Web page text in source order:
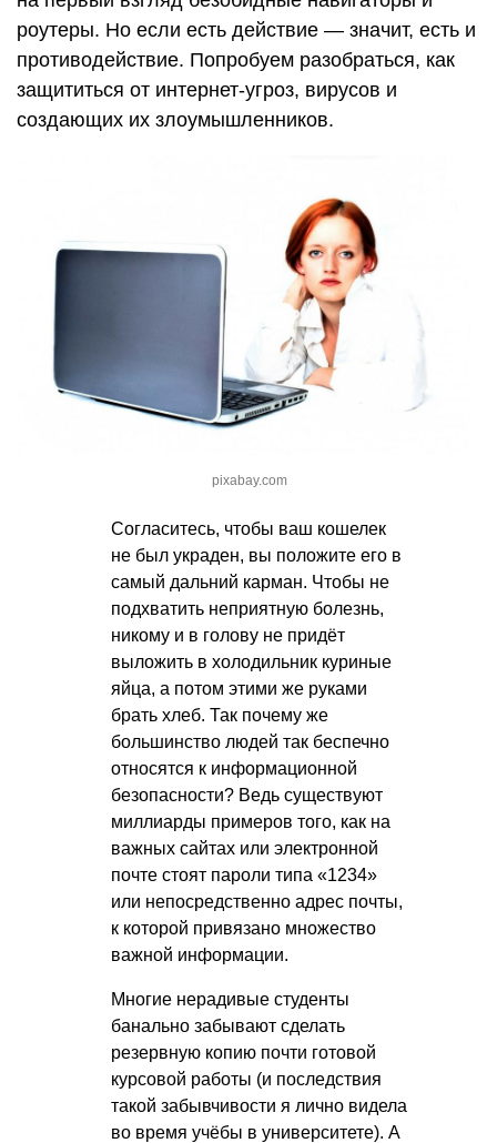
роутеры. Но если есть действие — значит, есть и
противодействие. Попробуем разобраться, как
защититься от интернет-угроз, вирусов и
создающих их злоумышленников.
pixabay.com
Согласитесь, чтобы ваш кошелек
не был украден, вы положите его в
самый дальний карман. Чтобы не
подхватить неприятную болезнь,
никому и в голову не придёт
выложить в холодильник куриные
яйца, а потом этими же руками
брать хлеб. Так почему же
большинство людей так беспечно
относятся к информационной
безопасности? Ведь существуют
миллиарды примеров того, как на
важных сайтах или электронной
почте стоят пароли типа «1234»
или непосредственно адрес почты,
к которой привязано множество
важной информации.
Многие нерадивые студенты
банально забывают сделать
резервную копию почти готовой
курсовой работы (и последствия
такой забывчивости я лично видела
во время учёбы в университете). А